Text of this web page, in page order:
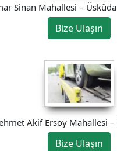
Sinan Mahallesi –
Bize Ulaşın
Akif Ersoy Mahallesi
Kurtarıcı
Bize Ulaşın